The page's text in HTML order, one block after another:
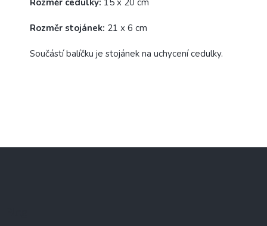
Rozměr stojánek: 21 x 6 cm
Součástí balíčku je stojánek na uchycení cedulky.